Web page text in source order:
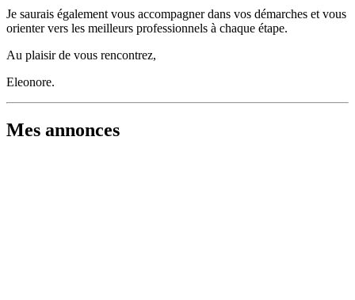
Je saurais également vous accompagner dans vos démarches et vous
orienter vers les meilleurs professionnels à chaque étape.
Au plaisir de vous rencontrez,
Eleonore.
Mes annonces